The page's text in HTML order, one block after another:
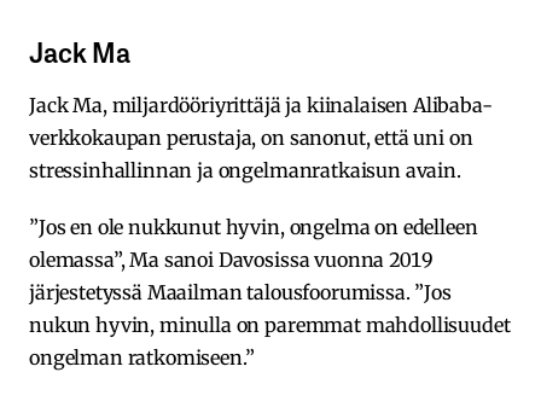
Jack Ma
Jack Ma, miljardööriyrittäjä ja kiinalaisen Alibaba-
verkkokaupan perustaja, on sanonut, että uni on
stressinhallinnan ja ongelmanratkaisun avain.
”Jos en ole nukkunut hyvin, ongelma on edelleen
olemassa”, Ma sanoi Davosissa vuonna 2019
järjestetyssä Maailman talousfoorumissa. ”Jos
nukun hyvin, minulla on paremmat mahdollisuudet
ongelman ratkomiseen.”